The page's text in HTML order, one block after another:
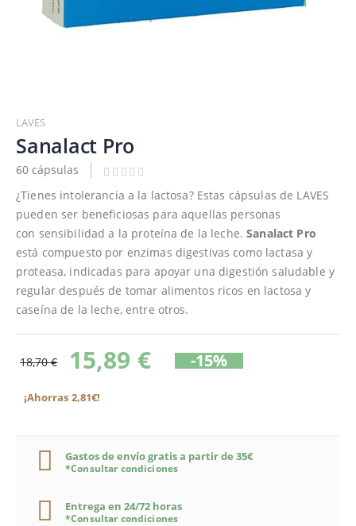
al
comienzo
de
la
galería
de
imágenes
LAVES
Sanalact Pro
60 cápsulas
¿Tienes intolerancia a la lactosa? Estas cápsulas de LAVES
pueden ser beneficiosas para aquellas personas
con sensibilidad a la proteína de la leche.Sanalact Pro
está compuesto por enzimas digestivas como lactasa y
proteasa, indicadas para apoyar una digestión saludable y
regular después de tomar alimentos ricos en lactosa y
caseína de la leche, entre otros.
18,70 € 15,89 € -15%
¡Ahorras 2,81€!
Gastos de envío gratis a partir de 35€
*Consultar condiciones
Entrega en 24/72 horas
*Consultar condiciones